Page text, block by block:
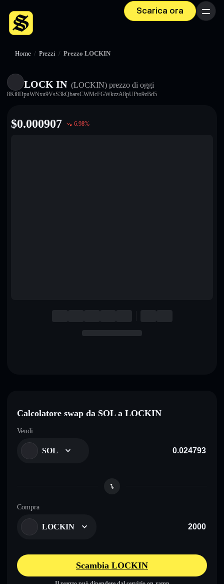
Scarica ora Menu
Home / Prezzi / Prezzo LOCKIN
LOCK IN (LOCKIN) prezzo di oggi
8Ki8DpuWNxu9VsS3kQbarsCWMcFGWkzzA8pUPto9zBd5
$0.000907 6.98%
Calcolatore swap da SOL a LOCKIN
Vendi
SOL
Compra
LOCKIN
Scambia LOCKIN